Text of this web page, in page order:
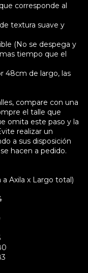
corresponde al
textura suave y
(No se despega y
tiempo que el
48cm de largo, las
compare con una
el talle que
omita este paso y la
realizar un
a sus disposición
hacen a pedido.
a Axila x Largo total)